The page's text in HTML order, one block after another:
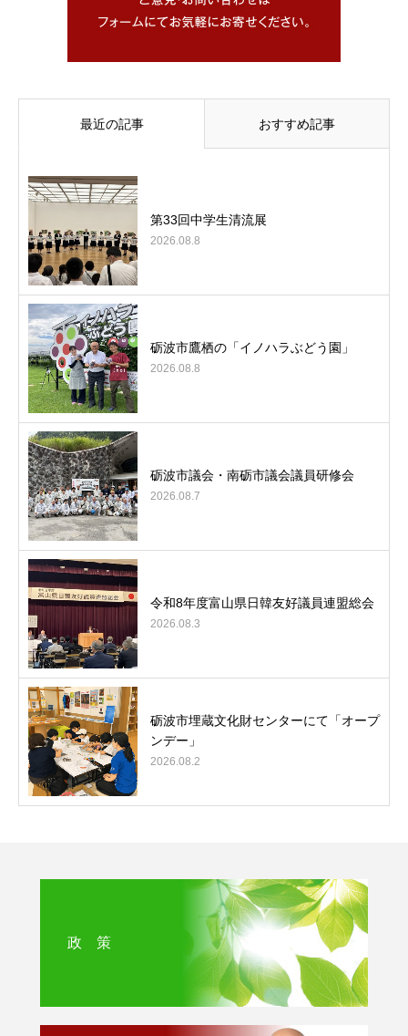
最近の記事 おすすめ記事
第33回中学生清流展
2026.08.8
砺波市鷹栖の「イノハラぶどう園」
2026.08.8
砺波市議会・南砺市議会議員研修会
2026.08.7
令和8年度富山県日韓友好議員連盟総会
2026.08.3
砺波市埋蔵文化財センターにて「オープ
ンデー」
2026.08.2
政 策